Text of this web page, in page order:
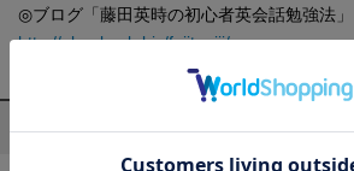
◎ブログ「藤田英時の初心者英会話勉強法」
http://ebookpub.biz/fujitaeiji/
藤田 英時の他の